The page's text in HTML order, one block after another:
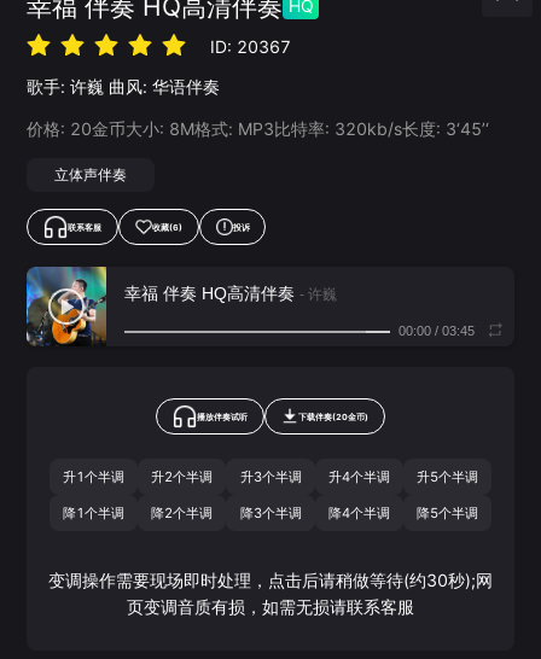
幸福 伴奏 HQ高清伴奏 HQ
ID: 20367
歌手: 许巍 曲风: 华语伴奏
价格: 20金币大小: 8M格式: MP3比特率: 320kb/s长度: 3‘45’‘
立体声伴奏
联系客服 收藏(6) 投诉
幸福 伴奏 HQ高清伴奏 - 许巍
00:00/ 03:45
播放伴奏试听 下载伴奏(20金币)
升1个半调 升2个半调 升3个半调 升4个半调 升5个半调
降1个半调 降2个半调 降3个半调 降4个半调 降5个半调
变调操作需要现场即时处理，点击后请稍做等待(约30秒);网
页变调音质有损，如需无损请联系客服